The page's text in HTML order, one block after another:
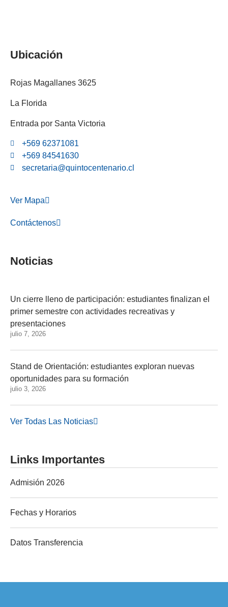
Ubicación
Rojas Magallanes 3625
La Florida
Entrada por Santa Victoria
+569 62371081
+569 84541630
secretaria@quintocentenario.cl
Ver Mapa
Contáctenos
Noticias
Un cierre lleno de participación: estudiantes finalizan el
primer semestre con actividades recreativas y
presentaciones
julio 7, 2026
Stand de Orientación: estudiantes exploran nuevas
oportunidades para su formación
julio 3, 2026
Ver Todas Las Noticias
Links Importantes
Admisión 2026
Fechas y Horarios
Datos Transferencia